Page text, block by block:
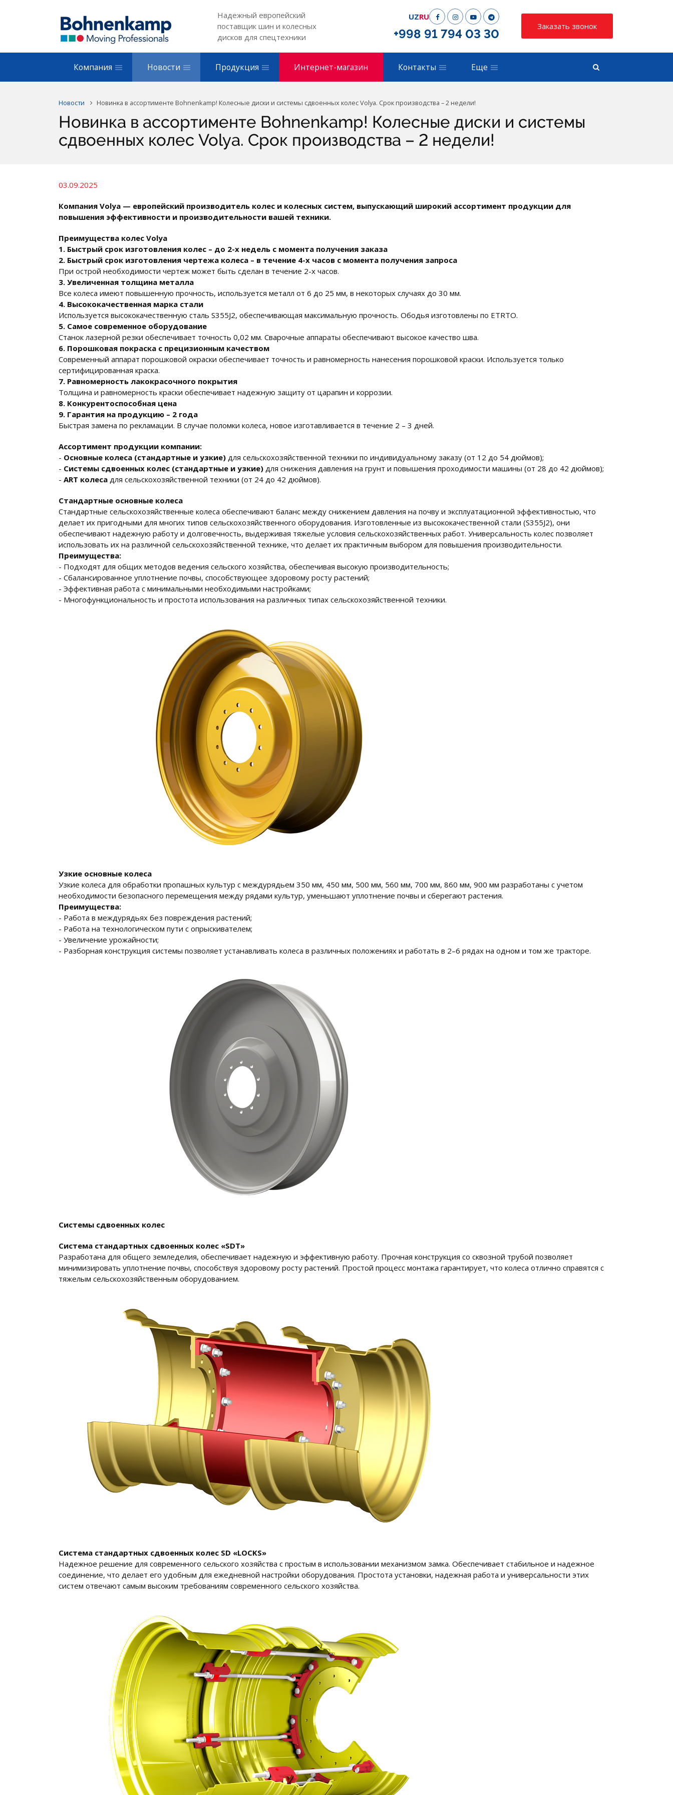
Надежный европейский
поставщик шин и колесных
дисков для спецтехники
UZRU
+998 91 794 03 30
Заказать звонок
Компания Новости Продукция Интернет-магазин Контакты Еще
Новости Новинка в ассортименте Bohnenkamp! Колесные диски и системы сдвоенных колес Volya. Срок производства – 2 недели!
Новинка в ассортименте Bohnenkamp! Колесные диски и системы
сдвоенных колес Volya. Срок производства – 2 недели!
03.09.2025
Компания Volya — европейский производитель колес и колесных систем, выпускающий широкий ассортимент продукции для
повышения эффективности и производительности вашей техники.
Преимущества колес Volya
1. Быстрый срок изготовления колес – до 2-х недель с момента получения заказа
2. Быстрый срок изготовления чертежа колеса – в течение 4-х часов с момента получения запроса
При острой необходимости чертеж может быть сделан в течение 2-х часов.
3. Увеличенная толщина металла
Все колеса имеют повышенную прочность, используется металл от 6 до 25 мм, в некоторых случаях до 30 мм.
4. Высококачественная марка стали
Используется высококачественную сталь S355J2, обеспечивающая максимальную прочность. Ободья изготовлены по ETRTO.
5. Самое современное оборудование
Станок лазерной резки обеспечивает точность 0,02 мм. Сварочные аппараты обеспечивают высокое качество шва.
6. Порошковая покраска с прецизионным качеством
Современный аппарат порошковой окраски обеспечивает точность и равномерность нанесения порошковой краски. Используется только
сертифицированная краска.
7. Равномерность лакокрасочного покрытия
Толщина и равномерность краски обеспечивает надежную защиту от царапин и коррозии.
8. Конкурентоспособная цена
9. Гарантия на продукцию – 2 года
Быстрая замена по рекламации. В случае поломки колеса, новое изготавливается в течение 2 – 3 дней.
Ассортимент продукции компании:
- Основные колеса (стандартные и узкие) для сельскохозяйственной техники по индивидуальному заказу (от 12 до 54 дюймов);
- Системы сдвоенных колес (стандартные и узкие) для снижения давления на грунт и повышения проходимости машины (от 28 до 42 дюймов);
- ART колеса для сельскохозяйственной техники (от 24 до 42 дюймов).
Стандартные основные колеса
Стандартные сельскохозяйственные колеса обеспечивают баланс между снижением давления на почву и эксплуатационной эффективностью, что
делает их пригодными для многих типов сельскохозяйственного оборудования. Изготовленные из высококачественной стали (S355J2), они
обеспечивают надежную работу и долговечность, выдерживая тяжелые условия сельскохозяйственных работ. Универсальность колес позволяет
использовать их на различной сельскохозяйственной технике, что делает их практичным выбором для повышения производительности.
Преимущества:
- Подходят для общих методов ведения сельского хозяйства, обеспечивая высокую производительность;
- Сбалансированное уплотнение почвы, способствующее здоровому росту растений;
- Эффективная работа с минимальными необходимыми настройками;
- Многофункциональность и простота использования на различных типах сельскохозяйственной техники.
Узкие основные колеса
Узкие колеса для обработки пропашных культур с междурядьем 350 мм, 450 мм, 500 мм, 560 мм, 700 мм, 860 мм, 900 мм разработаны с учетом
необходимости безопасного перемещения между рядами культур, уменьшают уплотнение почвы и сберегают растения.
Преимущества:
- Работа в междурядьях без повреждения растений;
- Работа на технологическом пути с опрыскивателем;
- Увеличение урожайности;
- Разборная конструкция системы позволяет устанавливать колеса в различных положениях и работать в 2–6 рядах на одном и том же тракторе.
Системы сдвоенных колес
Система стандартных сдвоенных колес «SDT»
Разработана для общего земледелия, обеспечивает надежную и эффективную работу. Прочная конструкция со сквозной трубой позволяет
минимизировать уплотнение почвы, способствуя здоровому росту растений. Простой процесс монтажа гарантирует, что колеса отлично справятся с
тяжелым сельскохозяйственным оборудованием.
Система стандартных сдвоенных колес SD «LOCKS»
Надежное решение для современного сельского хозяйства с простым в использовании механизмом замка. Обеспечивает стабильное и надежное
соединение, что делает его удобным для ежедневной настройки оборудования. Простота установки, надежная работа и универсальности этих
систем отвечают самым высоким требованиям современного сельского хозяйства.